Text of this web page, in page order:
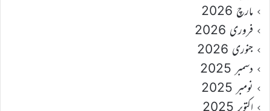
مارچ 2026
فروری 2026
جنوری 2026
دسمبر 2025
نومبر 2025
اکتوبر 2025